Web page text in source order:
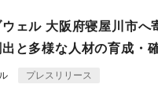
ェル 大阪府寝屋川市
出と多様な人材の育成・
プレスリリース